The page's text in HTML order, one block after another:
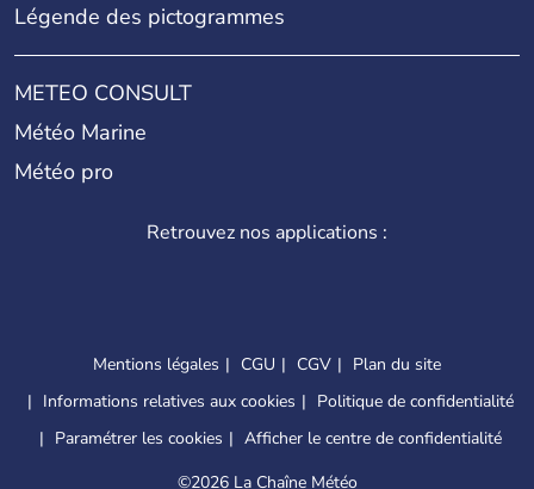
Légende des pictogrammes
METEO CONSULT
Météo Marine
Météo pro
Retrouvez nos applications :
Mentions légales CGU CGV
Plan du site
Informations relatives aux cookies
Politique de confidentialité
Paramétrer les cookies
Afficher le centre de confidentialité
©2026 La Chaîne Météo